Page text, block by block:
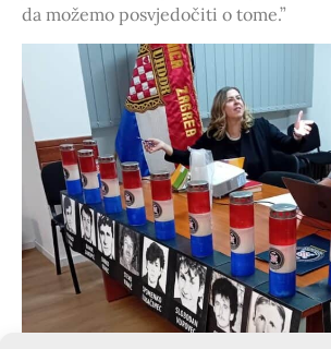
da možemo posvjedočiti o tome.”